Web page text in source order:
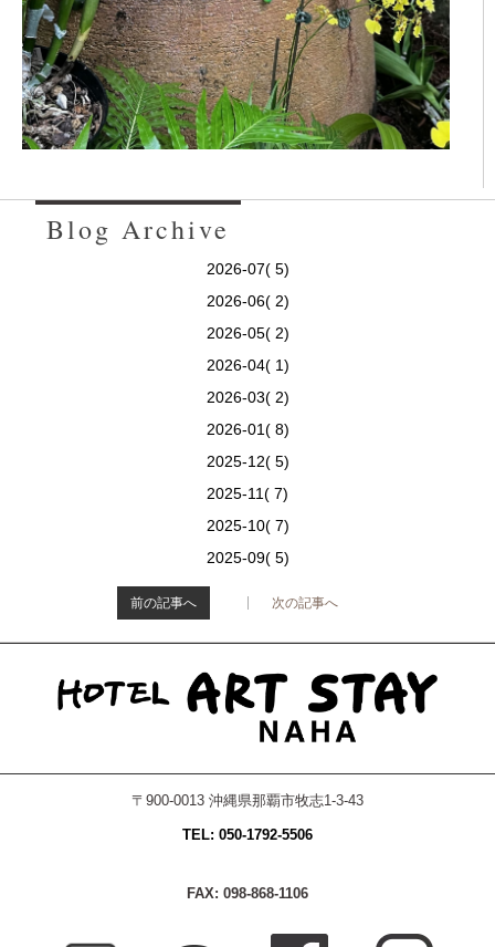
Blog Archive
2026-07( 5)
2026-06( 2)
2026-05( 2)
2026-04( 1)
2026-03( 2)
2026-01( 8)
2025-12( 5)
2025-11( 7)
2025-10( 7)
2025-09( 5)
前の記事へ 次の記事へ
〒900-0013 沖縄県那覇市牧志1-3-43
TEL: 050-1792-5506
FAX: 098-868-1106